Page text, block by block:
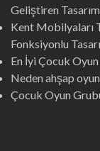
Geliştiren
Kent Mobilyaları
Fonksiyonlu
En İyi Çocuk
Neden ahşap
Çocuk Oyun